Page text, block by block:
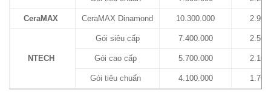
CeraMAX CeraMAX Dinamond 10.300.000
NTECH
Gói siêu cấp 7.400.000
Gói cao cấp 5.700.000
Gói tiêu chuẩn 4.100.000